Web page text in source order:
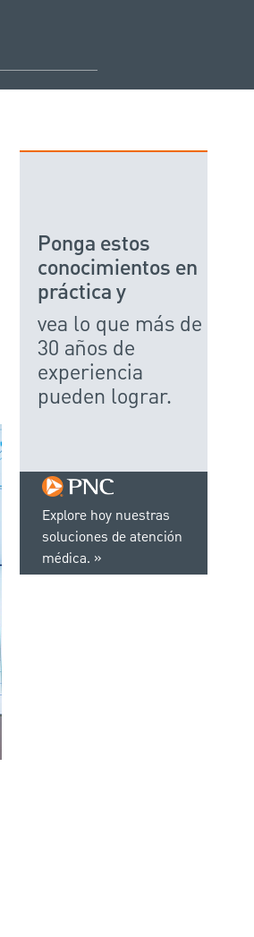
Explore hoy nuestras
soluciones de atención
médica.
Ponga estos
conocimientos en
práctica y
vea lo que más de
30 años de
experiencia
pueden lograr.